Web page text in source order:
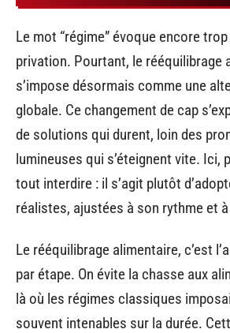
Le mot “régime” évoque encore
privation. Pourtant, le rééquilibrage
s’impose désormais comme une
globale. Ce changement de cap
de solutions qui durent, loin des
lumineuses qui s’éteignent vite. Ici,
tout interdire : il s’agit plutôt
réalistes, ajustées à son rythme et
Le rééquilibrage alimentaire, c’est
par étape. On évite la chasse aux
là où les régimes classiques
souvent intenables sur la durée.